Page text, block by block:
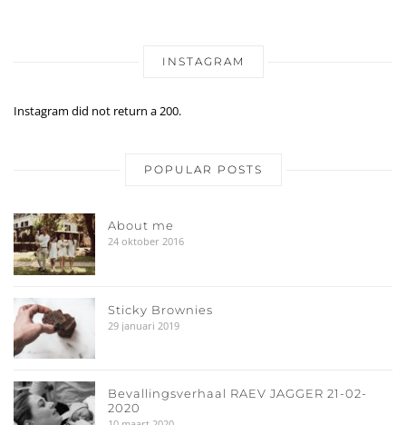
INSTAGRAM
Instagram did not return a 200.
POPULAR POSTS
About me
24 oktober 2016
Sticky Brownies
29 januari 2019
Bevallingsverhaal RAEV JAGGER 21-02-
2020